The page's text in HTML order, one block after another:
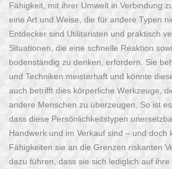
Fähigkeit, mit ihrer Umwelt in Verbindung
eine Art und Weise, die für andere Typen
Entdecker sind Utilitaristen und praktisch
Situationen, die eine schnelle Reaktion
bodenständig zu denken, erfordern. Sie
und Techniken meisterhaft und könnte
auch betrifft dies körperliche Werkzeuge,
andere Menschen zu überzeugen. So ist
dass diese Persönlichkeitstypen
Handwerk und im Verkauf sind – und doch
Fähigkeiten sie an die Grenzen riskanten
dazu führen, dass sie sich lediglich auf